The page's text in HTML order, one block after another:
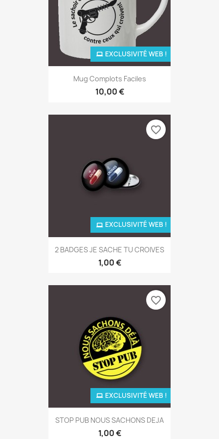
Mug Complots Faciles
10,00 €
EXCLUSIVITÉ WEB !
2 BADGES JE SACHE TU CROIVES
1,00 €
EXCLUSIVITÉ WEB !
favorite_border
STOP PUB NOUS SACHONS DEJA
1,00 €
EXCLUSIVITÉ WEB !
favorite_border